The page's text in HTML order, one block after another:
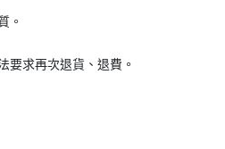
。
要求再次退貨、退費。